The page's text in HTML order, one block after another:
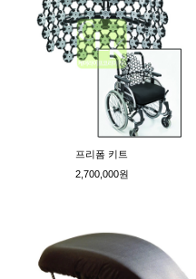
프리폼 키트
2,700,000원